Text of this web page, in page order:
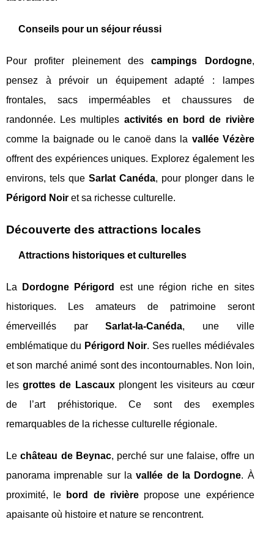
Conseils pour un séjour réussi
Pour profiter pleinement descampings Dordogne,
pensez à prévoir un équipement adapté : lampes
frontales, sacs imperméables et chaussures de
randonnée. Les multiples activités en bord de rivière
comme la baignade ou le canoë dans la vallée Vézère
offrent des expériences uniques. Explorez également les
environs, tels que Sarlat Canéda, pour plonger dans le
Périgord Noir et sa richesse culturelle.
Découverte des attractions locales
Attractions historiques et culturelles
La Dordogne Périgord
est une région riche en sites
historiques. Les amateurs de patrimoine seront
émerveillés parSarlat-la-Canéda, une ville
emblématique du Périgord Noir. Ses ruelles médiévales
et son marché animé sont des incontournables. Non loin,
lesgrottes de Lascauxplongent les visiteurs au cœur
de l’art préhistorique. Ce sont des exemples
remarquables de la richesse culturelle régionale.
Lechâteau de Beynac, perché sur une falaise, offre un
panorama imprenable sur lavallée de la Dordogne. À
proximité, le
bord de rivièrepropose une expérience
apaisante où histoire et nature se rencontrent.